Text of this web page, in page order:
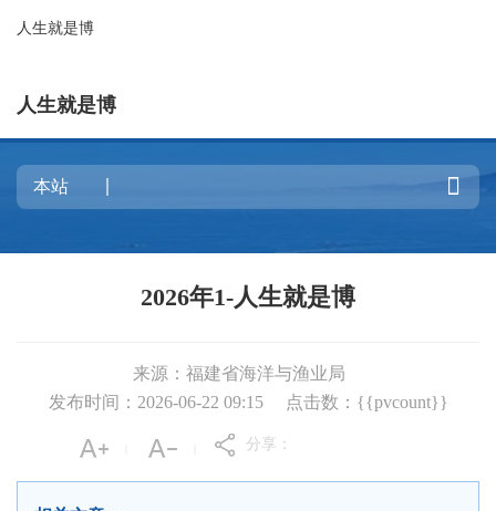
人生就是博
人生就是博

2026年1-人生就是博
来源：福建省海洋与渔业局
发布时间：2026-06-22 09:15
点击数：{{pvcount}}
分享：